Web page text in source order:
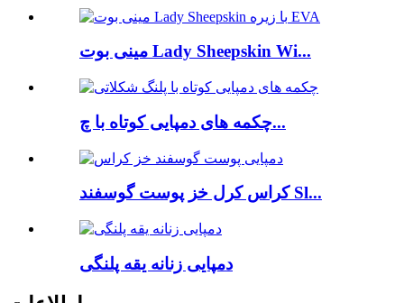
مینی بوت Lady Sheepskin Wi...
چکمه های دمپایی کوتاه با چ...
کراس کرل خز پوست گوسفند Sl...
دمپایی زنانه یقه پلنگی